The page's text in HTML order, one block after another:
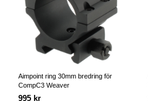
Aimpoint ring 30mm bredring för
CompC3 Weaver
995 kr